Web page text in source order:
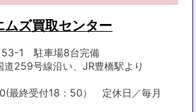
ズ買取センター
1 駐車場8台完備
道259号線沿い、JR豊橋駅より
最終受付18：50） 定休日／毎月